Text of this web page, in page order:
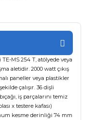
MS 254 T, atölyede veya
aletidir. 2000 watt çıkış
paneller veya plastikler
çalışır. 36 dişli
iş parçalarını temiz
x testere kafası)
kesme derinliği 74 mm